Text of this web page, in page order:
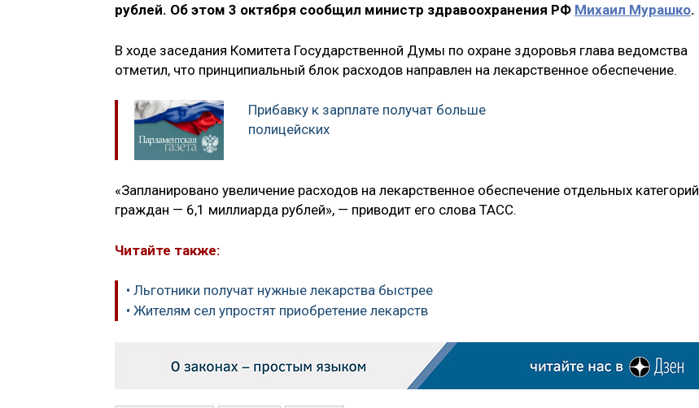
рублей. Об этом 3 октября сообщил министр здравоохранения РФ Михаил Мурашко.
В ходе заседания Комитета Государственной Думы по охране здоровья глава ведомства
отметил, что принципиальный блок расходов направлен на лекарственное обеспечение.
Прибавку к зарплате получат больше
полицейских
«Запланировано увеличение расходов на лекарственное обеспечение отдельных категорий
граждан — 6,1 миллиарда рублей», — приводит его слова ТАСС.
Читайте также:
• Льготники получат нужные лекарства быстрее
• Жителям сел упростят приобретение лекарств